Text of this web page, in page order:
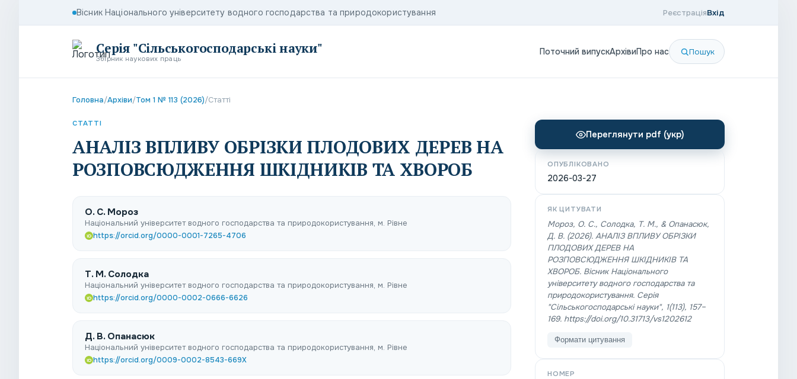
Вісник Національного університету водного господарства та природокористування РеєстраціяВхід
Серія "Сільськогосподарські науки"
Збірник наукових праць
Поточний випускАрхівиПро нас Пошук
Головна/Архіви/Том 1 № 113 (2026)/Статті
СТАТТІ
АНАЛІЗ ВПЛИВУ ОБРІЗКИ ПЛОДОВИХ ДЕРЕВ НА
РОЗПОВСЮДЖЕННЯ ШКІДНИКІВ ТА ХВОРОБ
О. С. Мороз
Національний університет водного господарства та природокористування, м. Рівне
iD https://orcid.org/0000-0001-7265-4706
Т. М. Солодка
Національний університет водного господарства та природокористування, м. Рівне
iD https://orcid.org/0000-0002-0666-6626
Д. В. Опанасюк
Національний університет водного господарства та природокористування, м. Рівне
iD https://orcid.org/0009-0002-8543-669X
Переглянути pdf (укр)
ОПУБЛІКОВАНО
2026-03-27
ЯК ЦИТУВАТИ
Мороз, О. С., Солодка, Т. М., & Опанасюк,
Д. В. (2026). АНАЛІЗ ВПЛИВУ ОБРІЗКИ
ПЛОДОВИХ ДЕРЕВ НА
РОЗПОВСЮДЖЕННЯ ШКІДНИКІВ ТА
ХВОРОБ. Вісник Національного
університету водного господарства та
природокористування. Серія
"Сільськогосподарські науки", 1(113), 157–
169. https://doi.org/10.31713/vs1202612
Формати цитування
НОМЕР